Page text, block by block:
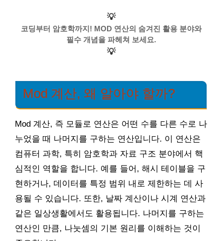
💡
코딩부터 암호학까지! MOD 연산의 숨겨진 활용 분야와
필수 개념을 파헤쳐 보세요.
💡
Mod 계산, 왜 알아야 할까?
Mod 계산, 즉 모듈로 연산은 어떤 수를 다른 수로 나
누었을 때 나머지를 구하는 연산입니다. 이 연산은
컴퓨터 과학, 특히 암호학과 자료 구조 분야에서 핵
심적인 역할을 합니다. 예를 들어, 해시 테이블을 구
현하거나, 데이터를 특정 범위 내로 제한하는 데 사
용될 수 있습니다. 또한, 날짜 계산이나 시계 연산과
같은 일상생활에서도 활용됩니다. 나머지를 구하는
연산인 만큼, 나눗셈의 기본 원리를 이해하는 것이